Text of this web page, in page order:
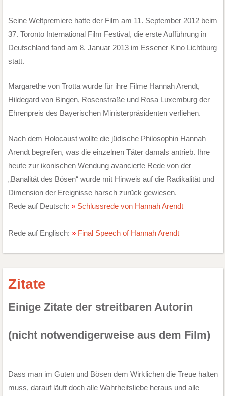
Seine Weltpremiere hatte der Film am 11. September 2012 beim
37. Toronto International Film Festival, die erste Aufführung in
Deutschland fand am 8. Januar 2013 im Essener Kino Lichtburg
statt.
Margarethe von Trotta wurde für ihre Filme Hannah Arendt,
Hildegard von Bingen, Rosenstraße und Rosa Luxemburg der
Ehrenpreis des Bayerischen Ministerpräsidenten verliehen.
Nach dem Holocaust wollte die jüdische Philosophin Hannah
Arendt begreifen, was die einzelnen Täter damals antrieb. Ihre
heute zur ikonischen Wendung avancierte Rede von der
„Banalität des Bösen“ wurde mit Hinweis auf die Radikalität und
Dimension der Ereignisse harsch zurück gewiesen.
Rede auf Deutsch:
Schlussrede von Hannah Arendt
Rede auf Englisch: Final Speech of Hannah Arendt
Zitate
Einige Zitate der streitbaren Autorin
(nicht notwendigerweise aus dem Film)
Dass man im Guten und Bösen dem Wirklichen die Treue halten
muss, darauf läuft doch alle Wahrheitsliebe heraus und alle